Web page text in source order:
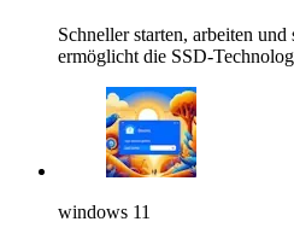
Schneller starten, arbeiten und
ermöglicht die SSD-
windows 11